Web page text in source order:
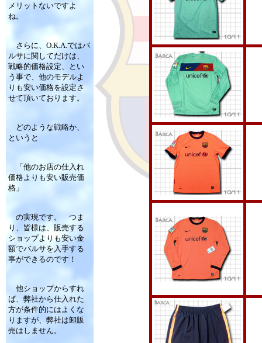
メリットないですよ
ね。
さらに、O.K.A.ではバ
ルサに関してだけは、
戦略的価格設定、とい
う事で、他のモデルよ
りも安い価格を設定さ
せて頂いております。
どのような戦略か、
というと
「他のお店の仕入れ
価格よりも安い販売価
格」
の実現です。 つま
り、皆様は、販売する
ショップよりも安い金
額でバルサを入手する
事ができるのです！
他ショップからすれ
ば、弊社から仕入れた
方が条件的にはよくな
りますが、弊社は卸販
売はしません。